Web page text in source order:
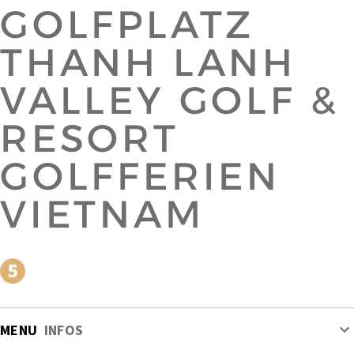
GOLFPLATZ
THANH LANH
VALLEY GOLF &
RESORT
GOLFFERIEN
VIETNAM
MENU INFOS